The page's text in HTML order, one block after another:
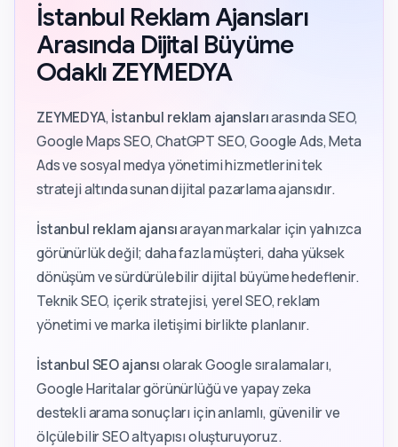
İstanbul Reklam Ajansları
Arasında Dijital Büyüme
Odaklı ZEYMEDYA
ZEYMEDYA,İstanbul reklam ajanslarıarasında SEO,
Google Maps SEO, ChatGPT SEO, Google Ads, Meta
Ads ve sosyal medya yönetimi hizmetlerini tek
strateji altında sunan dijital pazarlama ajansıdır.
İstanbul reklam ajansıarayan markalar için yalnızca
görünürlük değil; daha fazla müşteri, daha yüksek
dönüşüm ve sürdürülebilir dijital büyüme hedeflenir.
Teknik SEO, içerik stratejisi, yerel SEO, reklam
yönetimi ve marka iletişimi birlikte planlanır.
İstanbul SEO ajansıolarak Google sıralamaları,
Google Haritalar görünürlüğü ve yapay zeka
destekli arama sonuçları için anlamlı, güvenilir ve
ölçülebilir SEO altyapısı oluşturuyoruz.